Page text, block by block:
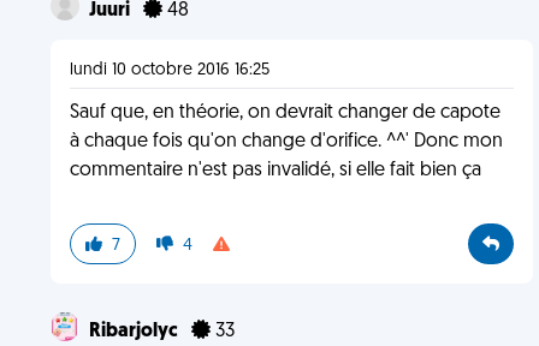
Juuri 48
lundi 10 octobre 2016 16:25
Sauf que, en théorie, on devrait changer de capote
à chaque fois qu'on change d'orifice. ^^' Donc mon
commentaire n'est pas invalidé, si elle fait bien ça
7 4
Ribarjolyc 33